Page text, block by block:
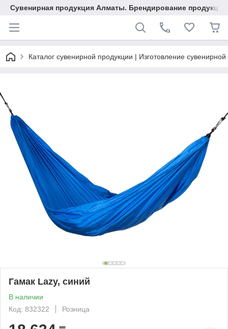
Сувенирная продукция Алматы. Брендирование
Каталог сувенирной продукции | Изготовление
Гамак Lazy, синий
В наличии
Код: 832322
Розница